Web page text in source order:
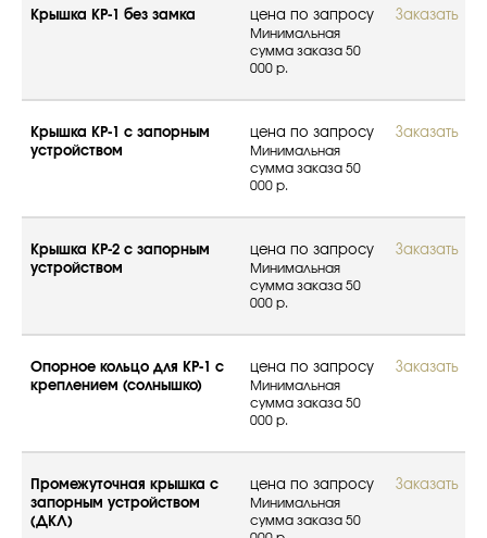
Крышка КР-1 без замка цена по запросу
Минимальная
сумма заказа 50
000 р.
Заказать
Крышка КР-1 с запорным
устройством
цена по запросу
Минимальная
сумма заказа 50
000 р.
Заказать
Крышка КР-2 с запорным
устройством
цена по запросу
Минимальная
сумма заказа 50
000 р.
Заказать
Опорное кольцо для КР-1 с
креплением (солнышко)
цена по запросу
Минимальная
сумма заказа 50
000 р.
Заказать
Промежуточная крышка с
запорным устройством
(ДКЛ)
цена по запросу
Минимальная
сумма заказа 50
Заказать